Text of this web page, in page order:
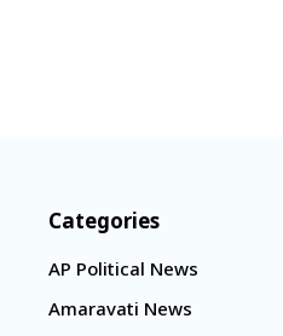
Categories
AP Political News
Amaravati News